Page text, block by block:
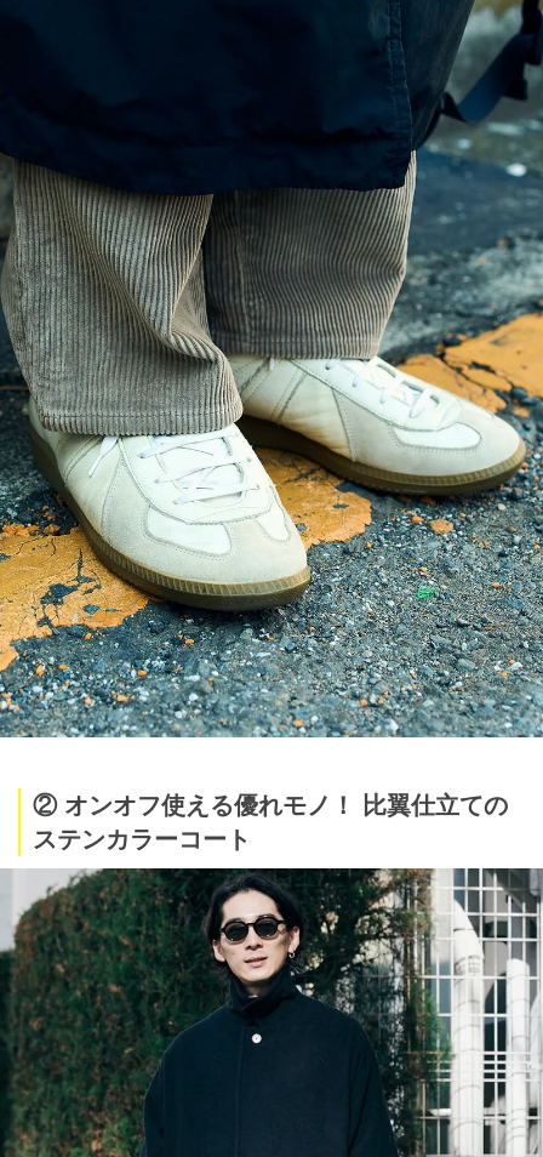
② オンオフ使える優れモノ！ 比翼仕立ての
ステンカラーコート